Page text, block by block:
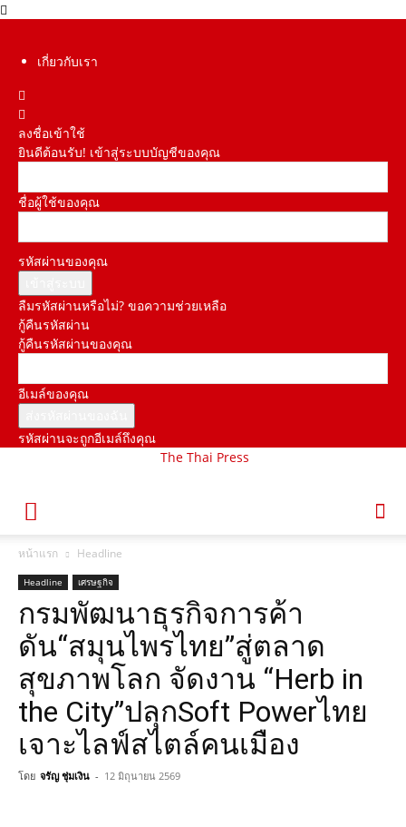
เกี่ยวกับเรา
ลงชื่อเข้าใช้
ยินดีต้อนรับ! เข้าสู่ระบบบัญชีของคุณ
ชื่อผู้ใช้ของคุณ
รหัสผ่านของคุณ
ลืมรหัสผ่านหรือไม่? ขอความช่วยเหลือ
กู้คืนรหัสผ่าน
กู้คืนรหัสผ่านของคุณ
อีเมล์ของคุณ
รหัสผ่านจะถูกอีเมล์ถึงคุณ
The Thai Press
หน้าแรก Headline
Headline เศรษฐกิจ
กรมพัฒนาธุรกิจการค้า
ดัน“สมุนไพรไทย”สู่ตลาด
สุขภาพโลก จัดงาน “Herb in
the City”ปลุกSoft Powerไทย
เจาะไลฟ์สไตล์คนเมือง
โดย จรัญ ชุ่มเงิน - 12 มิถุนายน 2569